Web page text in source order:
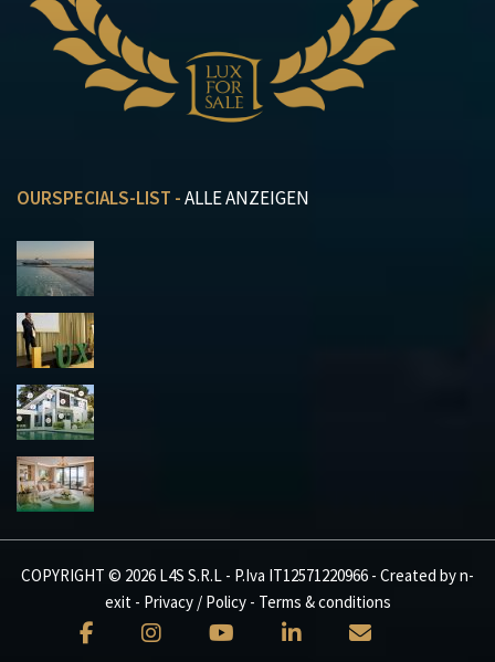
OURSPECIALS-LIST -ALLE ANZEIGEN
COPYRIGHT © 2026 L4S S.R.L - P.Iva IT12571220966 - Created byn-
exit- Privacy / Policy- Terms & conditions